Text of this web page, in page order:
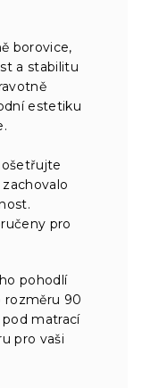
borovice,
a stabilitu
estetiku
pro
pohodlí
rozměru 90
matrací
pro vaši